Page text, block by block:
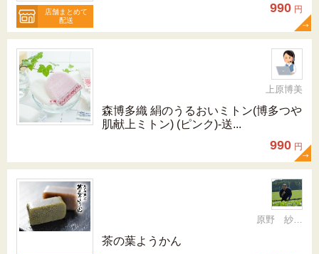
店舗まとめて
配送
990 円
上原博美
森博多織 絹のうるおいミトン(博多つや
肌献上ミトン) (ピンク)-送...
990 円
原野 紗矢香
茶の葉ようかん